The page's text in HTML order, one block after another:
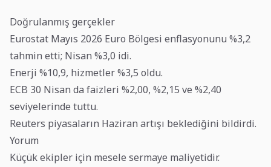
Doğrulanmış gerçekler
Eurostat Mayıs 2026 Euro Bölgesi enflasyonunu %3,2
tahmin etti; Nisan %3,0 idi.
Enerji %10,9, hizmetler %3,5 oldu.
ECB 30 Nisan da faizleri %2,00, %2,15 ve %2,40
seviyelerinde tuttu.
Reuters piyasaların Haziran artışı beklediğini bildirdi.
Yorum
Küçük ekipler için mesele sermaye maliyetidir.